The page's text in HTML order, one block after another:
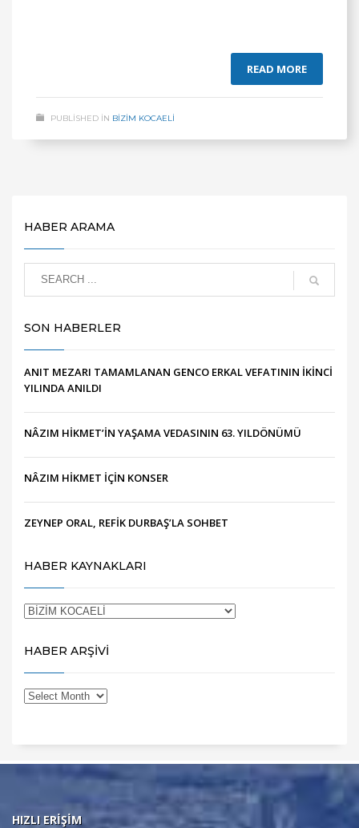
READ MORE
PUBLISHED IN BİZİM KOCAELİ
HABER ARAMA
SON HABERLER
ANIT MEZARI TAMAMLANAN GENCO ERKAL VEFATININ İKİNCİ
YILINDA ANILDI
NÂZIM HİKMET’İN YAŞAMA VEDASININ 63. YILDÖNÜMÜ
NÂZIM HİKMET İÇİN KONSER
ZEYNEP ORAL, REFİK DURBAŞ’LA SOHBET
HABER KAYNAKLARI
HABER ARŞİVİ
HIZLI ERİŞİM